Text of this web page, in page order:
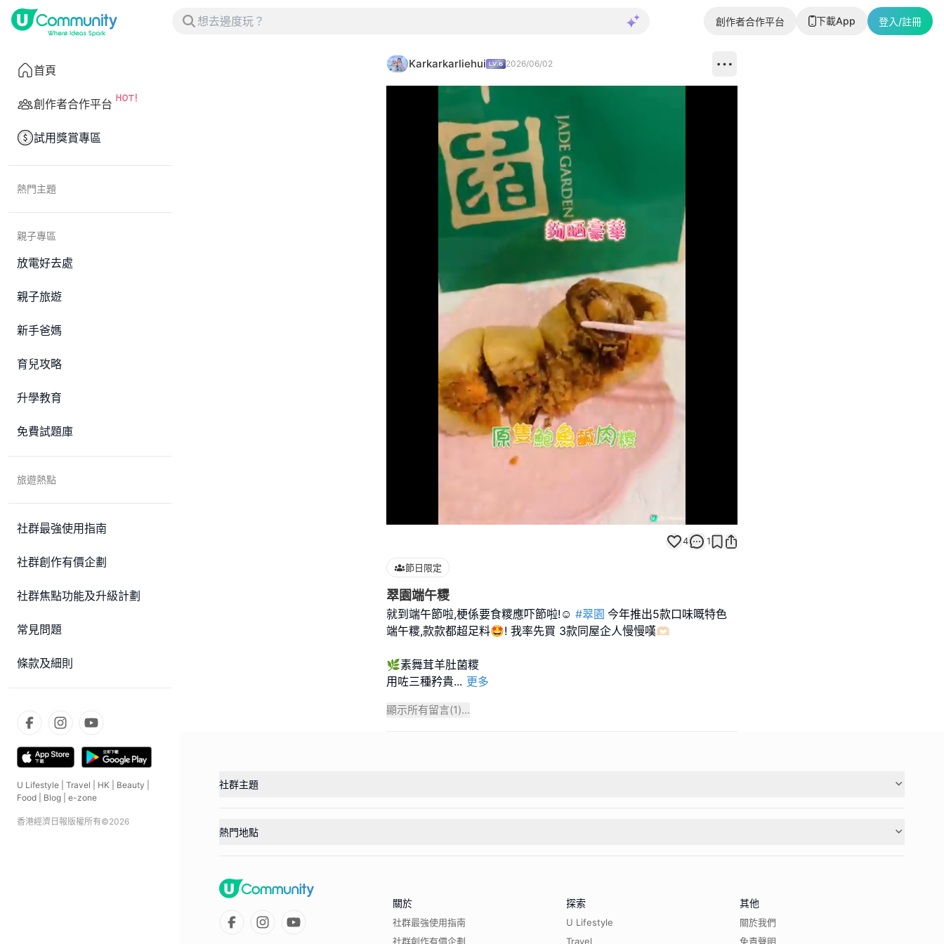
創作者合作平台 下載App 登入/註冊
首頁
創作者合作平台
試用獎賞專區
熱門主題
親子專區
放電好去處
親子旅遊
新手爸媽
育兒攻略
升學教育
免費試題庫
旅遊熱點
社群最強使用指南
社群創作有價企劃
社群焦點功能及升級計劃
常見問題
條款及細則
U Lifestyle Travel HK Beauty
Food
Blog e-zone
香港經濟日報版權所有©2026
Karkarkarliehui 2026/06/02
100.00%
4 1
節日限定
翠園端午糭
就到端午節啦,梗係要食糭應吓節啦!☺️ #翠園 今年推出5款口味嘅特色
端午糭,款款都超足料🤩! 我率先買 3款同屋企人慢慢嘆🫶🏻
🌿素舞茸羊肚菌糭
用咗三種矜貴... 更多
顯示所有留言(1)...
社群主題
熱門地點
關於
社群最強使用指南
社群創作有價企劃
探索
U Lifestyle
Travel
其他
關於我們
免責聲明